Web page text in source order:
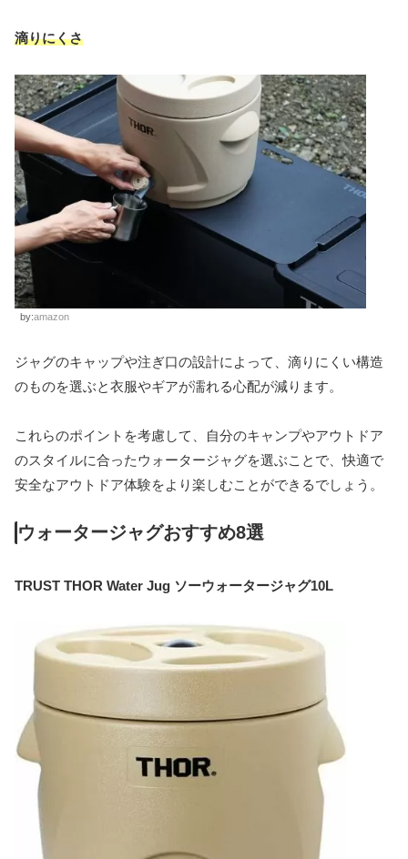
滴りにくさ
by:amazon
ジャグのキャップや注ぎ口の設計によって、滴りにくい構造
のものを選ぶと衣服やギアが濡れる心配が減ります。
これらのポイントを考慮して、自分のキャンプやアウトドア
のスタイルに合ったウォータージャグを選ぶことで、快適で
安全なアウトドア体験をより楽しむことができるでしょう。
ウォータージャグおすすめ8選
TRUST THOR Water Jug ソーウォータージャグ10L